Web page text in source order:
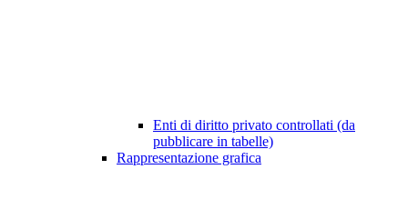
Enti di diritto privato controllati (da
pubblicare in tabelle)
Rappresentazione grafica